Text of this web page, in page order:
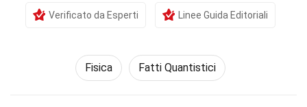
Verificato da Esperti Linee Guida Editoriali
Fisica Fatti Quantistici